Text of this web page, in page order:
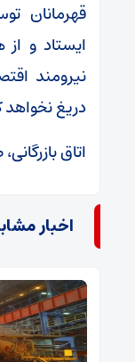
قهرمانان
ایستاد و
نیرومند
دریغ نخواهد
اتاق
اخبار